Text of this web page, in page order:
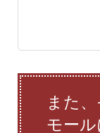
また
モー